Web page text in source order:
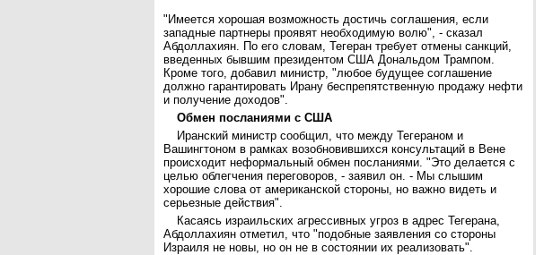
"Имеется хорошая возможность достичь соглашения, если
западные партнеры проявят необходимую волю", - сказал
Абдоллахиян. По его словам, Тегеран требует отмены санкций,
введенных бывшим президентом США Дональдом Трампом.
Кроме того, добавил министр, "любое будущее соглашение
должно гарантировать Ирану беспрепятственную продажу нефти
и получение доходов".
Обмен посланиями с США
Иранский министр сообщил, что между Тегераном и
Вашингтоном в рамках возобновившихся консультаций в Вене
происходит неформальный обмен посланиями. "Это делается с
целью облегчения переговоров, - заявил он. - Мы слышим
хорошие слова от американской стороны, но важно видеть и
серьезные действия".
Касаясь израильских агрессивных угроз в адрес Тегерана,
Абдоллахиян отметил, что "подобные заявления со стороны
Израиля не новы, но он не в состоянии их реализовать".